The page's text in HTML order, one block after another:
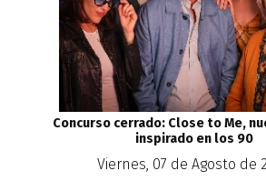
Concurso cerrado: Close to Me,
inspirado en los 90
Viernes, 07 de Agosto de